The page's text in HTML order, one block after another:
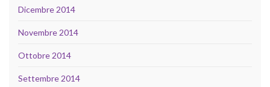
Dicembre 2014
Novembre 2014
Ottobre 2014
Settembre 2014